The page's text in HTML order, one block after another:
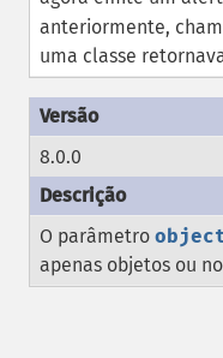
anteriormente,
uma classe
8.0.0
O parâmetro
apenas objetos ou